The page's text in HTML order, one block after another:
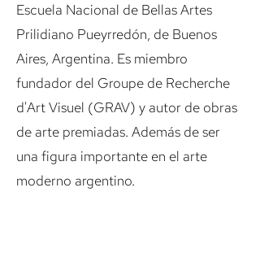
Escuela Nacional de Bellas Artes
Prilidiano Pueyrredón, de Buenos
Aires, Argentina. Es miembro
fundador del Groupe de Recherche
d'Art Visuel (GRAV) y autor de obras
de arte premiadas. Además de ser
una figura importante en el arte
moderno argentino.